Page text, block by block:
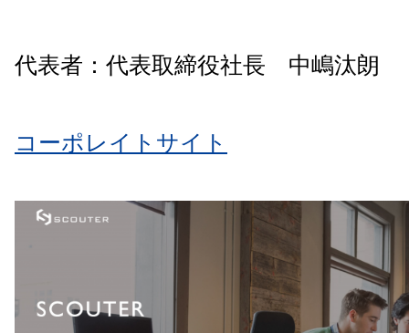
代表者 ： 代表取締役社長 中嶋汰朗
コーポレイトサイト